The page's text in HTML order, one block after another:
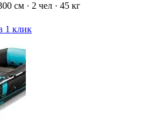
см · 2 чел · 45 кг
1 клик